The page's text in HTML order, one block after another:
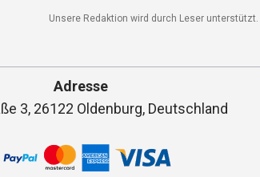
Unsere Redaktion wird durch Leser
Adresse
3, 26122 Oldenburg, Deutschland